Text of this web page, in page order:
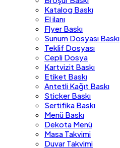
Katalog Baskı
El ilanı
Flyer Baskı
Sunum Dosyası Baskı
Teklif Dosyası
Cepli Dosya
Kartvizit Baskı
Etiket Baskı
Antetli Kağıt Baskı
Sticker Baskı
Sertifika Baskı
Menü Baskı
Dekota Menü
Masa Takvimi
Duvar Takvimi